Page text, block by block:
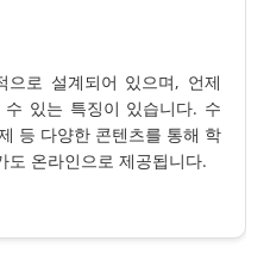
으로 설계되어 있으며, 언제
있는 특징이 있습니다. 수
등 다양한 콘텐츠를 통해 학
도 온라인으로 제공됩니다.